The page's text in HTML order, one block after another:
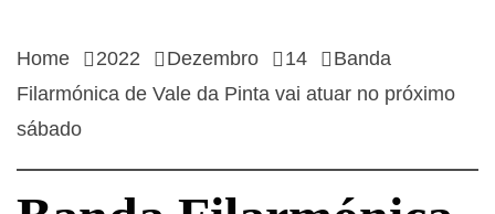
Home 2022 Dezembro 14
Banda
Filarmónica de Vale da Pinta vai atuar no próximo
sábado